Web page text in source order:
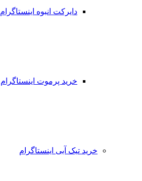
دایرکت انبوه اینستاگرام
خرید پرموت اینستاگرام
خرید تیک آبی اینستاگرام